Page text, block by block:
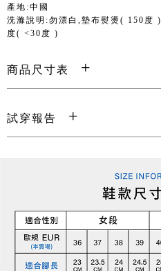
產地:中國
洗滌說明:勿漂白,墊布熨燙( 150度
度( <30度 )
商品尺寸表
試穿報告